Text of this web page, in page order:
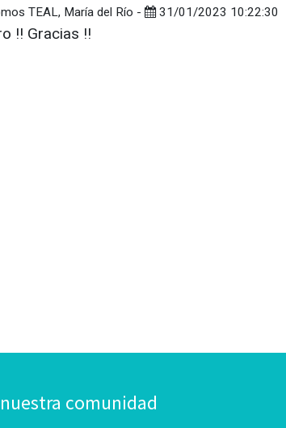
TEAL, María del Río - 31/01/2023 10:22:30
!! Gracias !!
comunidad